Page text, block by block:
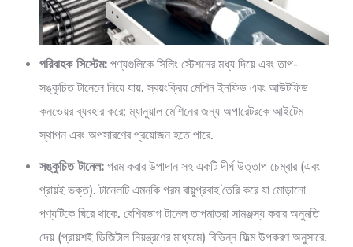
পরিবাহক সিস্টেম: পণ্যগুলিকে সিলিং স্টেশনের মধ্য দিয়ে এবং তাপ-
সঙ্কুচিত টানেলে নিয়ে যায়. স্বয়ংক্রিয় মেশিন ইনফিড এবং আউটফিড
কনভেয়র ব্যবহার করে; ম্যানুয়াল মেশিনের জন্য অপারেটরকে আইটেম
স্থাপন এবং অপসারণের প্রয়োজন হতে পারে.
সঙ্কুচিত টানেল: গরম করার উপাদান সহ একটি দীর্ঘ উত্তাপ চেম্বার (এবং
প্রায়ই ভক্ত). টানেলটি এমনকি গরম বায়ুপ্রবাহ তৈরি করে যা মোড়ানো
পণ্যটিকে ঘিরে থাকে. বেশিরভাগ টানেল তাপমাত্রা সামঞ্জস্য করার অনুমতি
দেয় (প্রায়শই ডিজিটাল নিয়ন্ত্রণের মাধ্যমে) বিভিন্ন ফিল্ম উপকরণ অনুসারে.